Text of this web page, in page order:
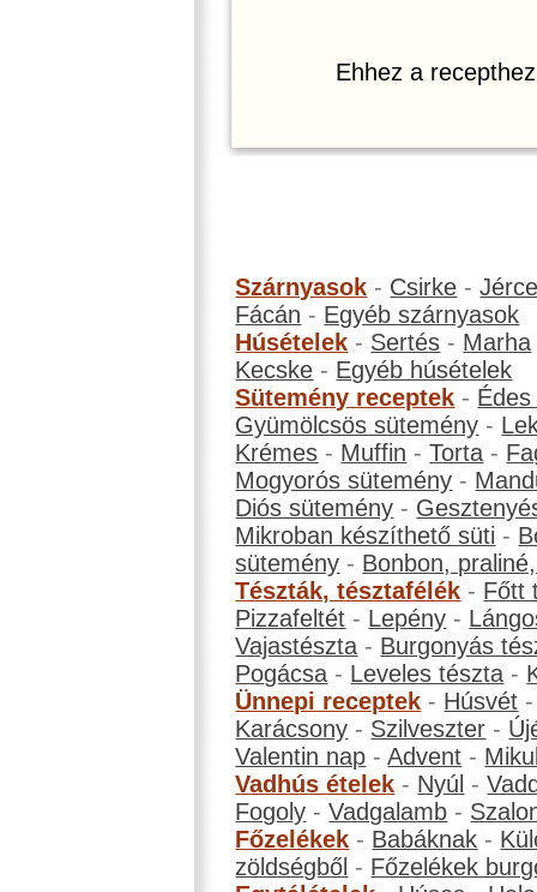
Ehhez a
Szárnyasok - Csirke -
Fácán - Egyéb szárnyasok
Húsételek - Sertés - Marha
Kecske - Egyéb húsételek
Sütemény receptek -
Gyümölcsös sütemény -
Krémes - Muffin -Torta -
Mogyorós sütemény -
Diós sütemény -
Mikroban készíthető süti -
sütemény - Bonbon,
Tészták, tésztafélék - Főtt
Pizzafeltét - Lepény -
Vajastészta - Burgonyás
Pogácsa - Leveles tészta -
Ünnepi receptek - Húsvét
Karácsony - Szilveszter -
Valentin nap -Advent -
Vadhús ételek - Nyúl -
Fogoly -Vadgalamb -
Főzelékek - Babáknak -
zöldségből - Főzelékek